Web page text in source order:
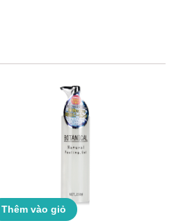
Thêm vào giỏ